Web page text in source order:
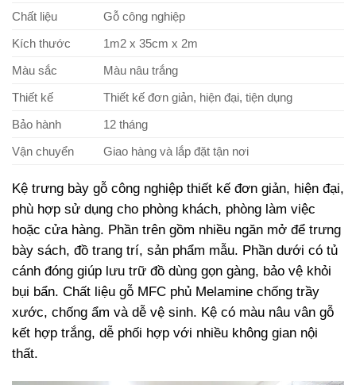
Chất liệu
Gỗ công nghiệp
Kích thước
1m2 x 35cm x 2m
Màu sắc
Màu nâu trắng
Thiết kế
Thiết kế đơn giản, hiện đại, tiện dụng
Bảo hành
12 tháng
Vận chuyển
Giao hàng và lắp đặt tận nơi
Kệ trưng bày gỗ công nghiệp thiết kế đơn giản, hiện đại,
phù hợp sử dụng cho phòng khách, phòng làm việc
hoặc cửa hàng. Phần trên gồm nhiều ngăn mở để trưng
bày sách, đồ trang trí, sản phẩm mẫu. Phần dưới có tủ
cánh đóng giúp lưu trữ đồ dùng gọn gàng, bảo vệ khỏi
bụi bẩn. Chất liệu gỗ MFC phủ Melamine chống trầy
xước, chống ẩm và dễ vệ sinh. Kệ có màu nâu vân gỗ
kết hợp trắng, dễ phối hợp với nhiều không gian nội
thất.